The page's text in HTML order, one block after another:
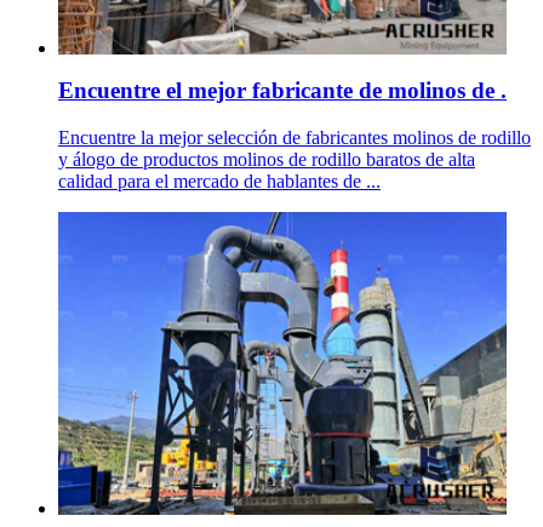
Encuentre el mejor fabricante de molinos de .
Encuentre la mejor selección de fabricantes molinos de rodillo
y álogo de productos molinos de rodillo baratos de alta
calidad para el mercado de hablantes de ...